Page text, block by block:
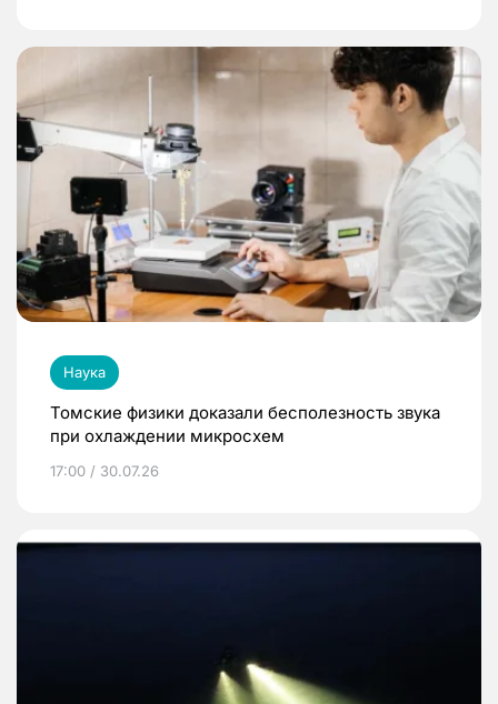
Наука
Томские физики доказали бесполезность звука
при охлаждении микросхем
17:00 / 30.07.26